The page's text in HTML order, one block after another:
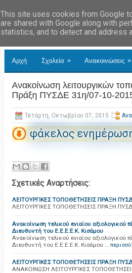
Αρχή Σχολεία » Ανακοινώσεις »
Ανακοίνωση λειτουργικών
Πράξη ΠΥΣΔΕ 31η/07-10-
Τετάρτη, Οκτωβρίου 07, 2015
φάκελος
Σχετικές Αναρτήσεις:
ΛΕΙΤΟΥΡΓΙΚΕΣ ΤΟΠΟΘΕΤΗΣΕΙΣ ΠΡΑΞΗ
ΛΕΙΤΟΥΡΓΙΚΕΣ ΤΟΠΟΘΕΤΗΣΕΙΣ ΠΡΑΞΗ
Ανακοίνωση τελικού ενιαίου αξιολογικού
Διευθυντή του Ε.Ε.Ε.Ε.Κ. Κισάμου
Ανακοίνωση τελικού ενιαίου αξιολογικού
Διευθυντή του Ε.Ε.Ε.Ε.Κ. Κισάμου …
ΛΕΙΤΟΥΡΓΙΚΕΣ ΤΟΠΟΘΕΤΗΣΕΙΣ ΠΡΑΞΗ
ΑΝΑΚΟΙΝΩΣΗ ΛΕΙΤΟΥΡΓΙΚΕΣ
This site uses cookies from Google
are shared with Google along with
statistics, and to detect and address